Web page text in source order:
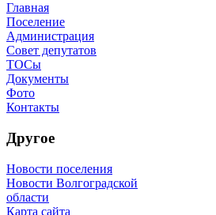
Главная
Поселение
Администрация
Совет депутатов
ТОСы
Документы
Фото
Контакты
Другое
Новости поселения
Новости Волгоградской
области
Карта сайта